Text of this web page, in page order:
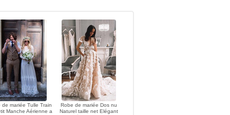
de mariée Tulle Train
Manche Aérienne a
Robe de mariée Dos nu
Naturel taille net Elégant